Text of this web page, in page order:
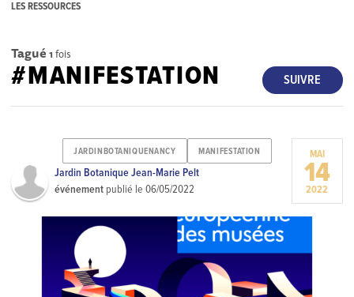
LES RESSOURCES
Tagué 1 fois
SUIVRE
#MANIFESTATION
JARDINBOTANIQUENANCY MANIFESTATION
Jardin Botanique Jean-Marie Pelt
événement publié le06/05/2022
MAI
14
2022